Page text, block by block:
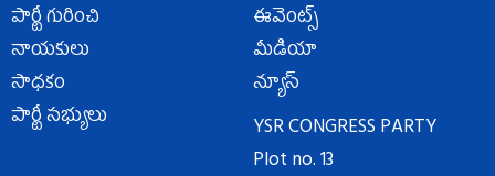
పార్టీ గురించి
నాయకులు
సాధకం
పార్టీ సభ్యులు
ఈవెంట్స్
మీడియా
న్యూస్
YSR CONGRESS PARTY
Plot no. 13